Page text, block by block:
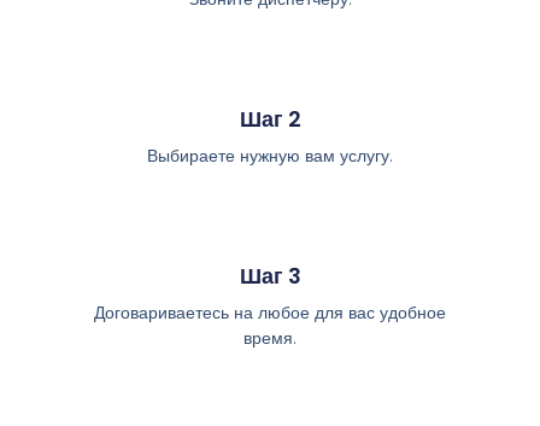
Шаг 2
Выбираете нужную вам услугу.
Шаг 3
Договариваетесь на любое для вас удобное
время.